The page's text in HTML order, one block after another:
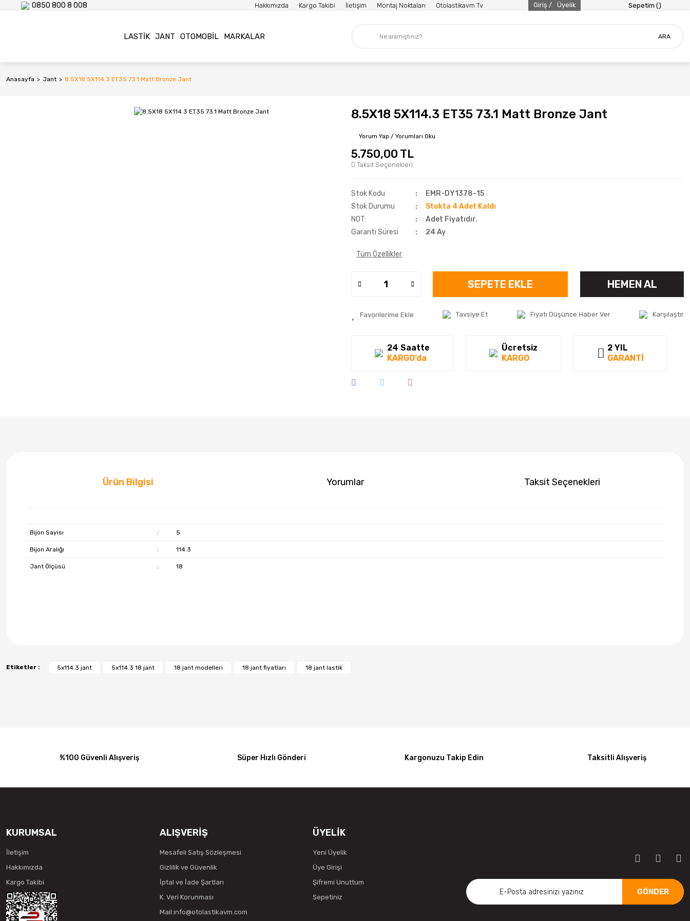
0850 800 8 008 Hakkımızda Kargo Takibi İletişim Montaj Noktaları Otolastikavm Tv Giriş / Üyelik Sepetim ()
LASTIK JANT OTOMOBIL MARKALAR ARA
Anasayfa Jant 8.5X18 5X114.3 ET35 73.1 Matt Bronze Jant
8.5X18 5X114.3 ET35 73.1 Matt Bronze Jant
Yorum Yap / Yorumları Oku
5.750,00 TL
Taksit Seçenekleri
Stok Kodu
EMR-DY1378-15
Stok Durumu
Stokta 4 Adet Kaldı
NOT:
Adet Fiyatıdır.
Garanti Süresi
24 Ay
Tüm Özellikler
SEPETE EKLE HEMEN AL
Tavsiye Et Fiyatı Düşünce Haber Ver Karşılaştır
24 Saatte
KARGO’da
Ücretsiz
KARGO
2 YIL
GARANTİ
Ürün Bilgisi Yorumlar Taksit Seçenekleri
Bijon Sayısı : 5
Bijon Aralığı : 114.3
Jant Ölçüsü : 18
Etiketler : 5x114.3 jant 5x114.3 18 jant 18 jant modelleri 18 jant fiyatları 18 jant lastik
%100 Güvenli Alışveriş Süper Hızlı Gönderi Kargonuzu Takip Edin Taksitli Alışveriş
KURUMSAL
İletişim
Hakkımızda
Kargo Takibi
ALIŞVERİŞ
Mesafeli Satış Sözleşmesi
Gizlilik ve Güvenlik
İptal ve İade Şartları
K. Veri Korunması
Mail:info@otolastikavm.com
ÜYELİK
Yeni Üyelik
Üye Girişi
Şifremi Unuttum
Sepetiniz
GÖNDER